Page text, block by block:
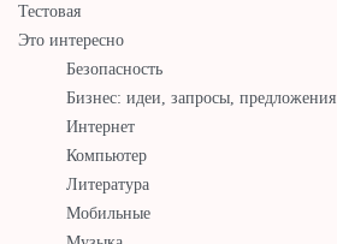
Тестовая
Это интересно
Безопасность
Бизнес: идеи, запросы, предложения
Интернет
Компьютер
Литература
Мобильные